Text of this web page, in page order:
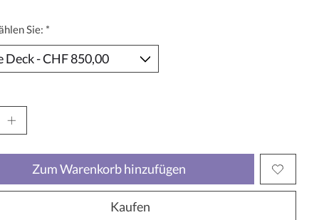
Sie: *
Zum Warenkorb hinzufügen
Kaufen